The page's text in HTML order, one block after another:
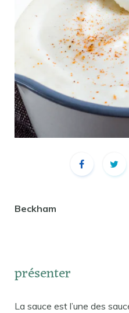
Beckham
présenter
La sauce est l’une des